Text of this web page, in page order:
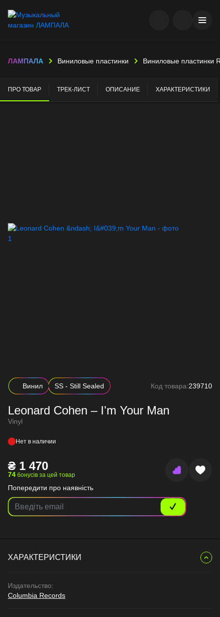
ЛАМПАЛА Виниловые пластинки Виниловые пластинки
ПРО ТОВАР ТРЕК-ЛИСТ ОПИСАНИЕ ХАРАКТЕРИСТИКИ
Винил SS - Still Sealed Код товара:239710
Leonard Cohen – I'm Your Man
Vinyl
Нет в наличии
₴ 1 470
74 бонусів за цей товар
Попередити про наявність
ХАРАКТЕРИСТИКИ
Издательство:
Columbia Records